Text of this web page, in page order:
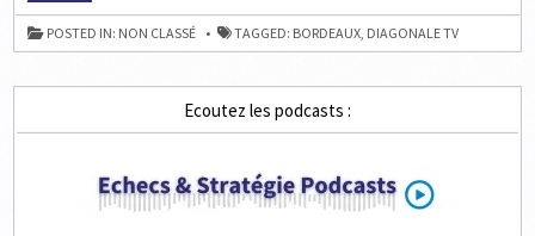
GRAND
PRIX
DE
BORDEAUX
POSTED IN: NON CLASSÉ TAGGED: BORDEAUX DIAGONALE TV
Ecoutez les podcasts :